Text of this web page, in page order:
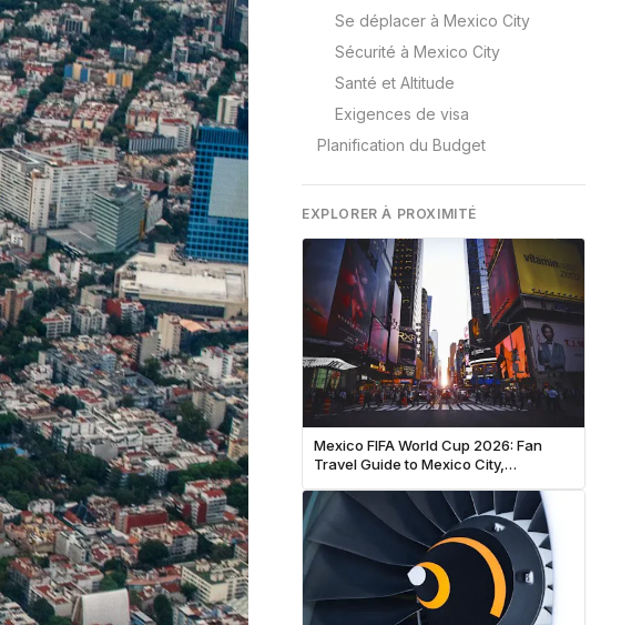
Se déplacer à Mexico City
Sécurité à Mexico City
Santé et Altitude
Exigences de visa
Planification du Budget
EXPLORER À PROXIMITÉ
Mexico FIFA World Cup 2026: Fan
Travel Guide to Mexico City,